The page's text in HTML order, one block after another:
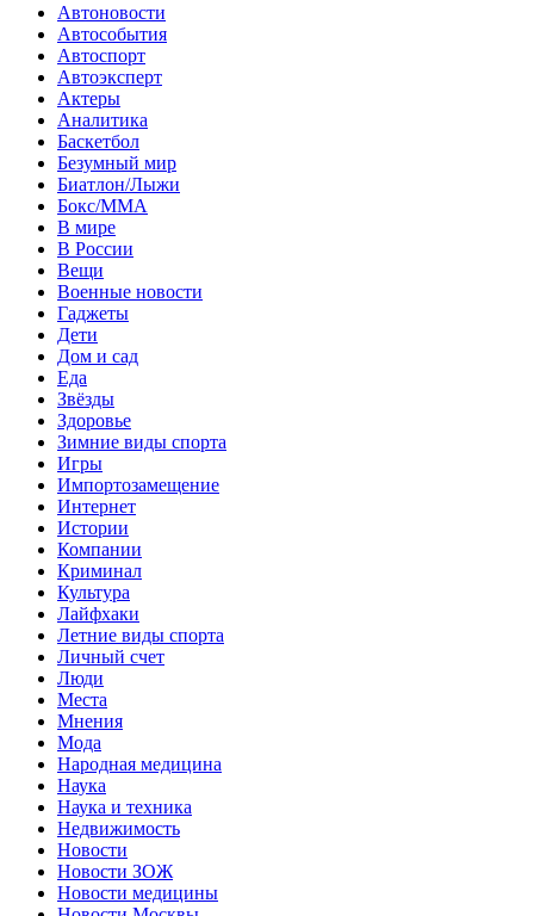
Автоновости
Автособытия
Автоспорт
Автоэксперт
Актеры
Аналитика
Баскетбол
Безумный мир
Биатлон/Лыжи
Бокс/MMA
В мире
В России
Вещи
Военные новости
Гаджеты
Дети
Дом и сад
Еда
Звёзды
Здоровье
Зимние виды спорта
Игры
Импортозамещение
Интернет
Истории
Компании
Криминал
Культура
Лайфхаки
Летние виды спорта
Личный счет
Люди
Места
Мнения
Мода
Народная медицина
Наука
Наука и техника
Недвижимость
Новости
Новости ЗОЖ
Новости медицины